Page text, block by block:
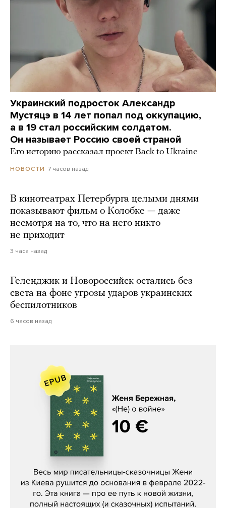
Украинский подросток Александр
Мустяцэ в 14 лет попал под оккупацию,
а в 19 стал российским солдатом.
Он называет Россию своей страной
Его историю рассказал проект Back to Ukraine
НОВОСТИ 7 часов назад
В кинотеатрах Петербурга целыми днями
показывают фильм о Колобке — даже
несмотря на то, что на него никто
не приходит
3 часа назад
Геленджик и Новороссийск остались без
света на фоне угрозы ударов украинских
беспилотников
6 часов назад
Женя Бережная, «(Не) о войне»